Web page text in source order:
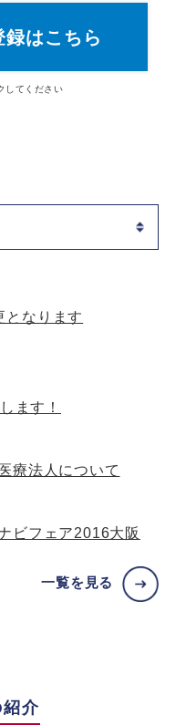
録はこちら
してください
となります
ます！
療法人について
ビフェア2016大阪
一覧を見る
紹介